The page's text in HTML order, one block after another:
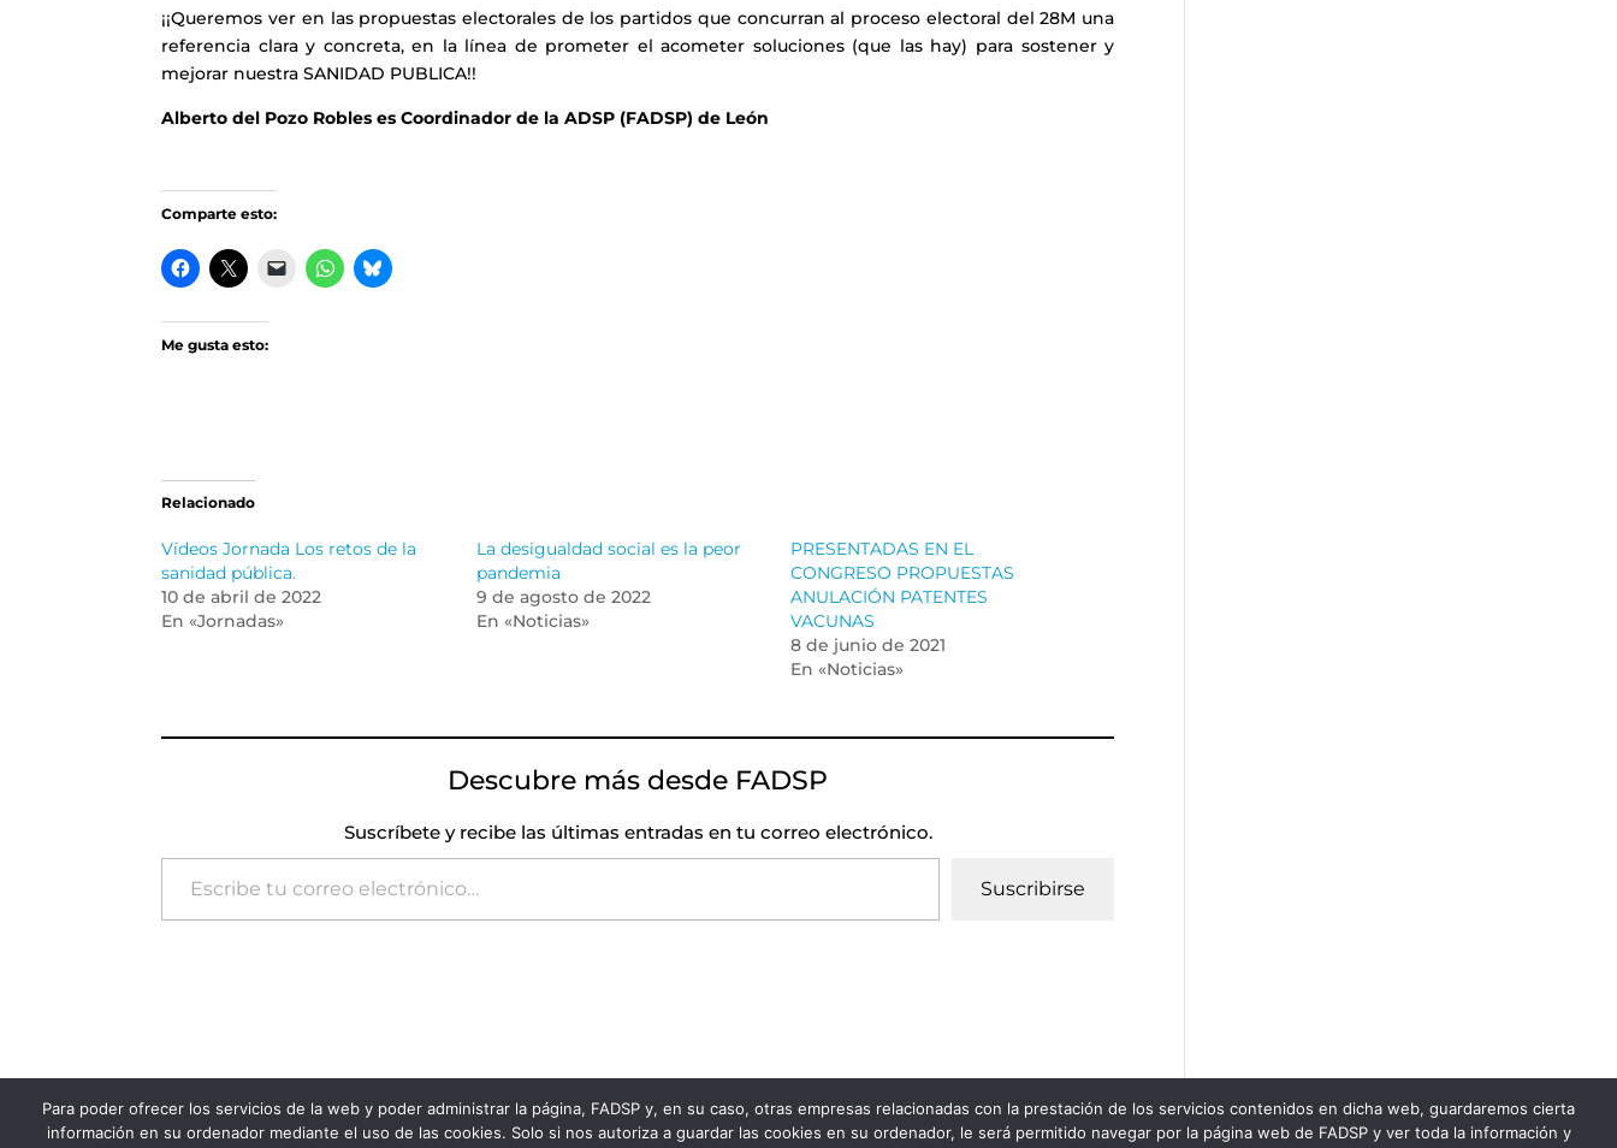
¡¡Queremos ver en las propuestas electorales de los partidos que concurran al proceso electoral del 28M una
referencia clara y concreta, en la línea de prometer el acometer soluciones (que las hay) para sostener y
mejorar nuestra SANIDAD PUBLICA!!
Alberto del Pozo Robles es Coordinador de la ADSP (FADSP) de León
Comparte esto:
Me gusta esto:
Relacionado
Vídeos Jornada Los retos de la
sanidad pública.
10 de abril de 2022
En «Jornadas»
La desigualdad social es la peor
pandemia
9 de agosto de 2022
En «Noticias»
PRESENTADAS EN EL
CONGRESO PROPUESTAS
ANULACIÓN PATENTES
VACUNAS
8 de junio de 2021
En «Noticias»
Descubre más desde FADSP
Suscríbete y recibe las últimas entradas en tu correo electrónico.
Escribe tu correo electrónico…
Suscribirse
FADSP · 2023 |Aviso legal|Política de Privacidad|Política de Cookies
Para poder ofrecer los servicios de la web y poder administrar la página, FADSP y, en su caso, otras empresas relacionadas con la prestación de los servicios contenidos en dicha web, guardaremos cierta
información en su ordenador mediante el uso de las cookies. Solo si nos autoriza a guardar las cookies en su ordenador, le será permitido navegar por la página web de FADSP y ver toda la información y